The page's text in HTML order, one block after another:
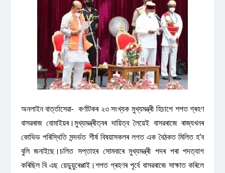
অনলাইন বাৰ্ত্তাসেৱা- কৰ্ণাটকৰ ২৩ সংখ্যক মুখ্যমন্ত্ৰী হিচাপে শপত গ্ৰহণ
বাসৱৰাজ বোমাইয়ৰ।মুখ্যমন্ত্ৰীত্বৰ দায়িত্ব লৈয়েই বাসৱৰাজে ৰাজ্যখনৰ
কোভিড পৰিস্থিতি সন্দৰ্ভত শীৰ্ষ বিষয়াসকলৰ লগত এক বৈঠকত মিলিত হ’ব
বুলি জনাইছে।চলিত সপ্তাহৰ সোমবাৰে মুখ্যমন্ত্ৰী পদৰ পৰা পদত্যাগ
কৰিছিল বি এছ য়েডুয়ুৰেপ্পাই।শপত গ্ৰহণৰ পূৰ্বে বাসৱৰাজে সাক্ষাত কৰিলে